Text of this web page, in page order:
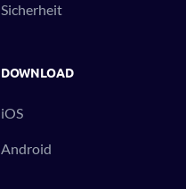
Sicherheit
DOWNLOAD
iOS
Android